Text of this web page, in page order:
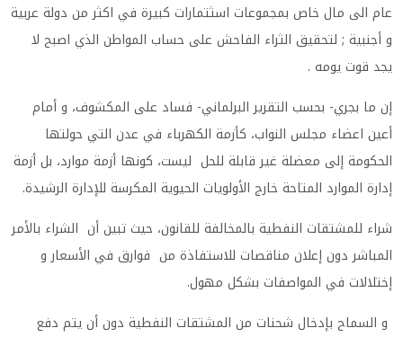
عام الى مال خاص بمجموعات اسثتمارات كبيرة في اكثر من دولة عربية
و أجنبية ; لتحقيق الثراء الفاحش على حساب المواطن الذي اصبح لا
يجد قوت يومه .
إن ما بجري- بحسب التقرير البرلماني- فساد على المكشوف، و أمام
أعين اعضاء مجلس النواب، كأزمة الكهرباء في عدن التي حولتها
الحكومة إلى معضلة غير قابلة للحل ليست، كونها أزمة موارد، بل أزمة
إدارة الموارد المتاحة خارج الأولويات الحيوية المكرسة للإدارة الرشيدة.
شراء للمشتقات النفطية بالمخالفة للقانون، حيث تبين أن الشراء بالأمر
المباشر دون إعلان مناقصات للاستفاذة من فوارق في الأسعار و
إختلالات في المواصفات بشكل مهول.
و السماح بإدخال شحنات من المشتقات النفطية دون أن يتم دفع